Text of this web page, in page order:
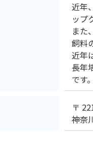
近年
ップ
また
飼料
近年
長年
です。
〒
神奈